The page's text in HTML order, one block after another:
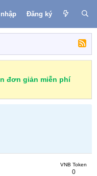
Đăng ký
đơn giản miễn phí
VNB Token
0